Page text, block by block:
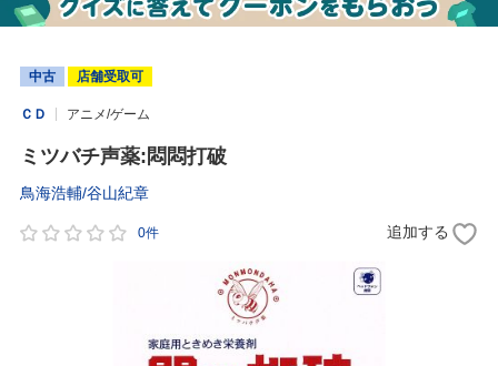
中古 店舗受取可
ＣＤ アニメ/ゲーム
ミツバチ声薬:悶悶打破
鳥海浩輔/谷山紀章
0件 追加する